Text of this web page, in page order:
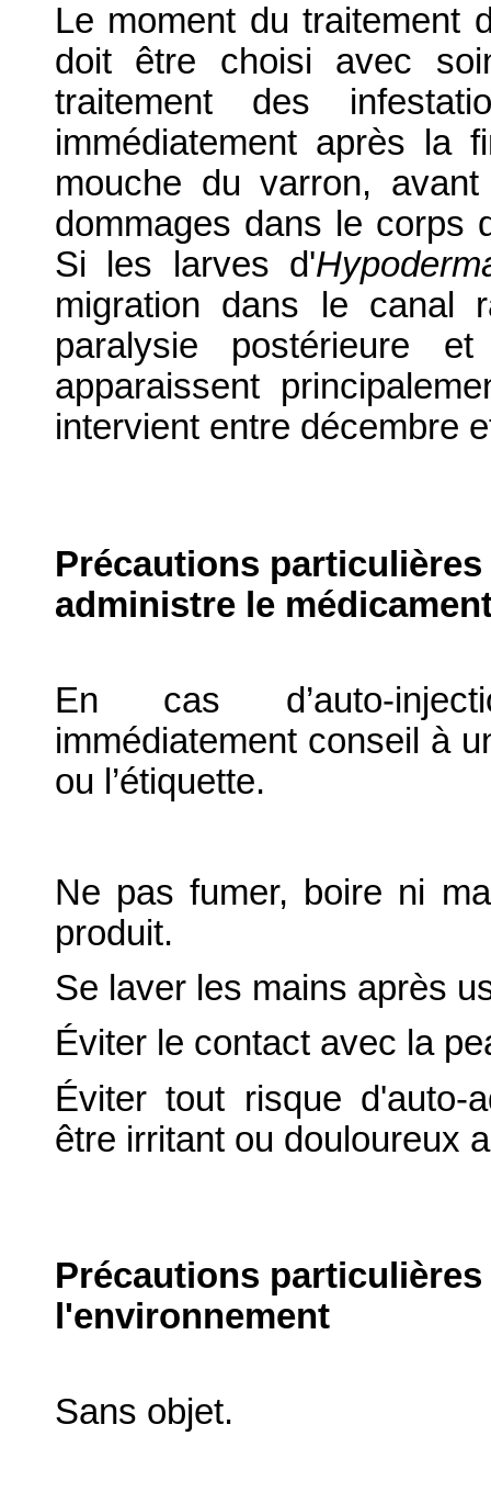
Le moment du traitement
doit être choisi avec
traitement des
immédiatement après la
mouche du varron,
dommages dans le corps
Si les larves d'
migration dans le canal
paralysie postérieure
apparaissent
intervient entre décembre
Précautions
administre le
En cas d’auto-
immédiatement conseil à
ou l’étiquette.
Ne pas fumer, boire ni
produit.
Se laver les mains après
Éviter le contact avec la
Éviter tout risque d'auto-
être irritant ou douloureux
Précautions
l'environnement
Sans objet.